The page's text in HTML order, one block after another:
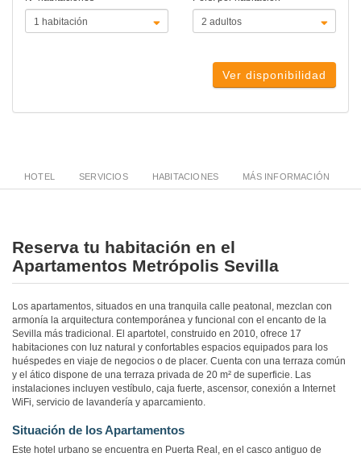
Ver disponibilidad
HOTEL SERVICIOS HABITACIONES MÁS INFORMACIÓN
Reserva tu habitación en el
Apartamentos Metrópolis Sevilla
Los apartamentos, situados en una tranquila calle peatonal, mezclan con
armonía la arquitectura contemporánea y funcional con el encanto de la
Sevilla más tradicional. El apartotel, construido en 2010, ofrece 17
habitaciones con luz natural y confortables espacios equipados para los
huéspedes en viaje de negocios o de placer. Cuenta con una terraza común
y el ático dispone de una terraza privada de 20 m² de superficie. Las
instalaciones incluyen vestíbulo, caja fuerte, ascensor, conexión a Internet
WiFi, servicio de lavandería y aparcamiento.
Situación de los Apartamentos
Este hotel urbano se encuentra en Puerta Real, en el casco antiguo de